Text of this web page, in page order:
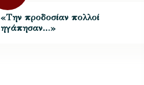
«Την προδοσίαν πολλοί
ηγάπησαν…»